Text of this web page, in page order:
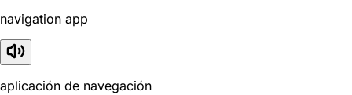
navigation app
aplicación de navegación